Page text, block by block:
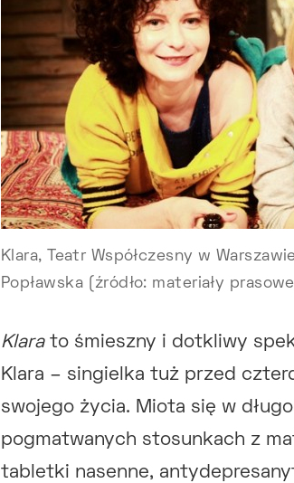
Klara, Teatr Współczesny w
Popławska (źródło: materiały prasowe)
Klara to śmieszny i dotkliwy
Klara – singielka tuż przed
swojego życia. Miota się w
pogmatwanych stosunkach z
tabletki nasenne,